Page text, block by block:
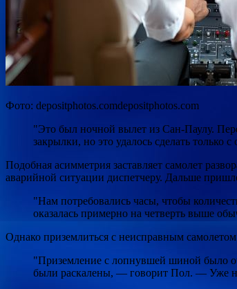
Фото: depositphotos.comdepositphotos.com
"Это был ночной вылет из Сан-Паулу.
закрылки, но это удалось сделать
Подобная асимметрия заставляет самолет
аварийной ситуации диспетчеру. Дальше
"Нам потребовались часы, чтобы
оказалась примерно на четверть выше
Однако приземлиться с неисправным
"Приземление с лопнувшей шиной было
были раскалены, — говорит Пол. — Уже